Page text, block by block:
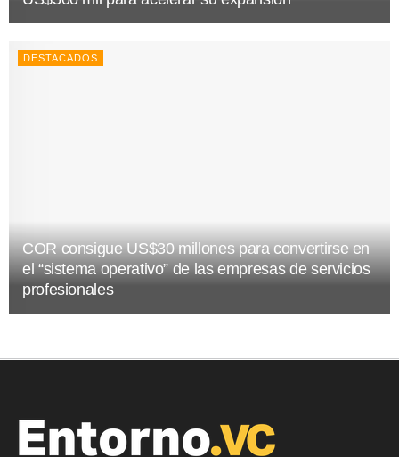
DESTACADOS
COR consigue US$30 millones para convertirse en
el “sistema operativo” de las empresas de servicios
profesionales